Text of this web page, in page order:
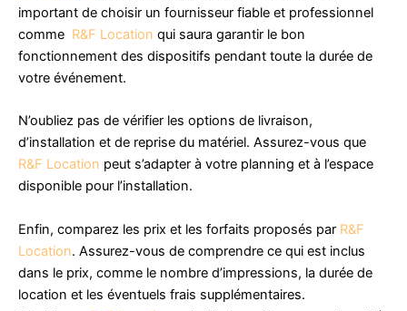
important de choisir un fournisseur fiable et professionnel
comme R&F Location qui saura garantir le bon
fonctionnement des dispositifs pendant toute la durée de
votre événement.
N’oubliez pas de vérifier les options de livraison,
d’installation et de reprise du matériel. Assurez-vous que
R&F Location peut s’adapter à votre planning et à l’espace
disponible pour l’installation.
Enfin, comparez les prix et les forfaits proposés par R&F
Location. Assurez-vous de comprendre ce qui est inclus
dans le prix, comme le nombre d’impressions, la durée de
location et les éventuels frais supplémentaires.